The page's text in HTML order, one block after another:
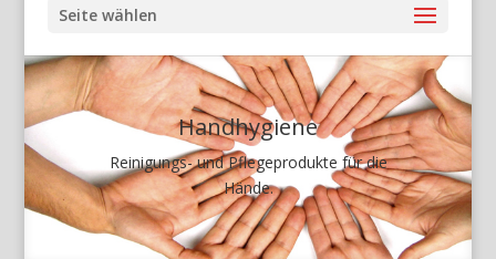
Seite wählen
Handhygiene
Reinigungs- und Pflegeprodukte für die
Hände.